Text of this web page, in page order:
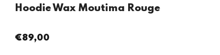
Hoodie Wax Moutima Rouge
Prix
€89,00